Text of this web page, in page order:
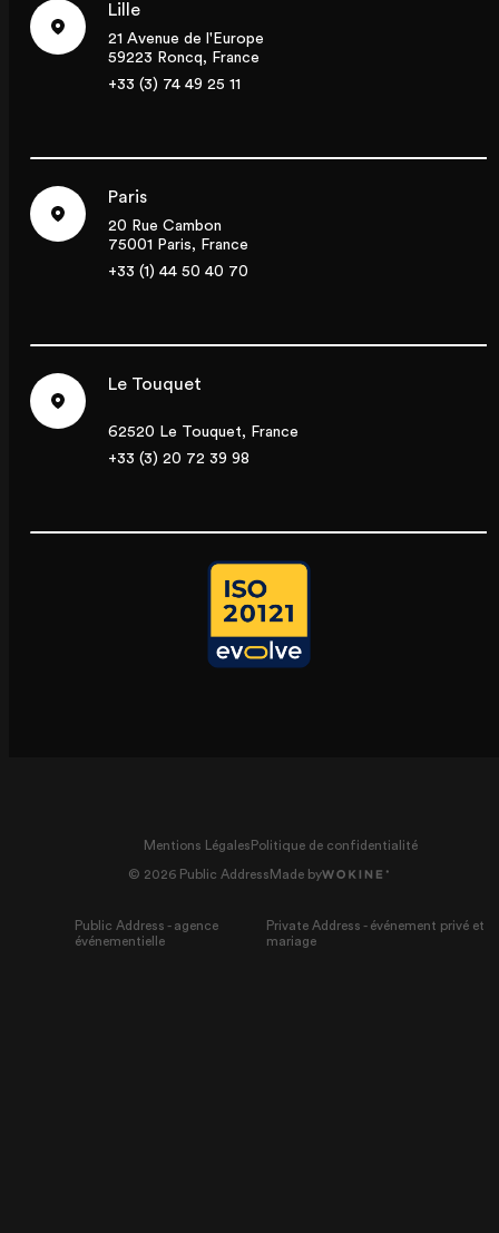
Lille
21 Avenue de l'Europe
59223 Roncq, France
+33 (3) 74 49 25 11
Paris
20 Rue Cambon
75001 Paris, France
+33 (1) 44 50 40 70
Le Touquet
62520 Le Touquet, France
+33 (3) 20 72 39 98
Mentions Légales Politique de confidentialité
© 2026 Public Address Made by
Public Address - agence
événementielle
Private Address - événement privé et
mariage